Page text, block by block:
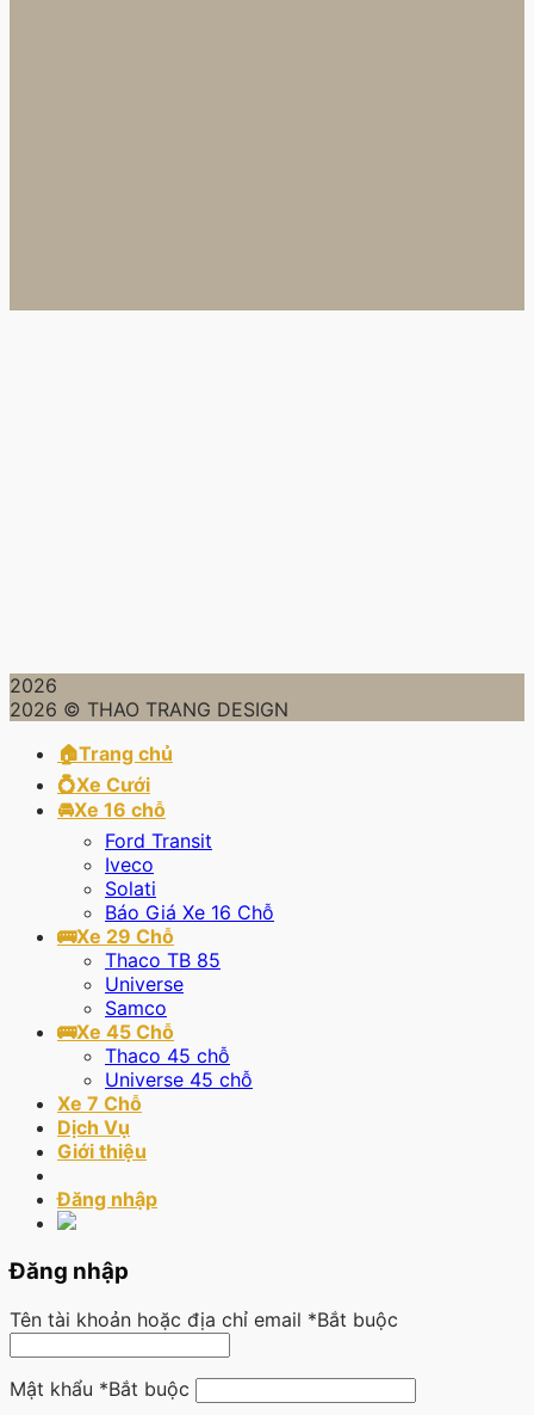
2026
2026 © THAO TRANG DESIGN
🏠Trang chủ
💍Xe Cưới
🚘Xe 16 chỗ
Ford Transit
Iveco
Solati
Báo Giá Xe 16 Chỗ
🚌Xe 29 Chỗ
Thaco TB 85
Universe
Samco
🚌Xe 45 Chỗ
Thaco 45 chỗ
Universe 45 chỗ
Xe 7 Chỗ
Dịch Vụ
Giới thiệu
Đăng nhập
Đăng nhập
Tên tài khoản hoặc địa chỉ email *Bắt buộc
Mật khẩu *Bắt buộc